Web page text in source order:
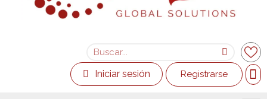
Iniciar sesión Registrarse